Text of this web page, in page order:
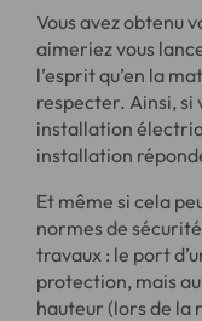
Vous avez obtenu
aimeriez vous
l’esprit qu’en la
respecter. Ainsi, si
installation
installation
Et même si cela
normes de
travaux : le port
protection, mais
hauteur (lors de la